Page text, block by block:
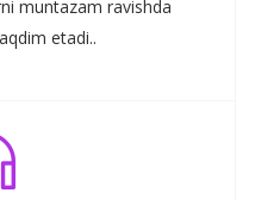
muntazam ravishda
etadi..